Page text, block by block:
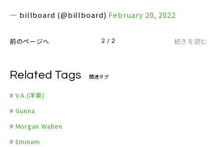
— billboard (@billboard) February 20, 2022
前のページへ 2 / 2 続きを読む
Related Tags 関連タグ
# V.A.(洋楽)
# Gunna
# Morgan Wallen
# Eminem